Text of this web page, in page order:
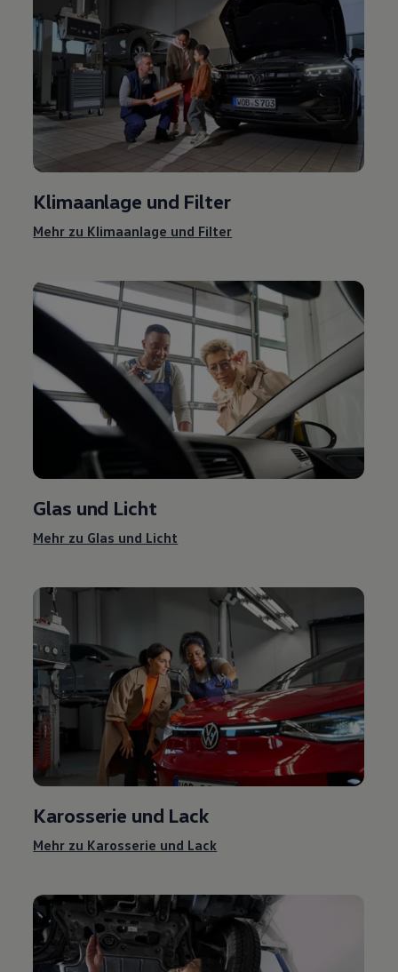
Klimaanlage und Filter
Mehr zu Klimaanlage und Filter
Glas und Licht
Mehr zu Glas und Licht
Karosserie und Lack
Mehr zu Karosserie und Lack